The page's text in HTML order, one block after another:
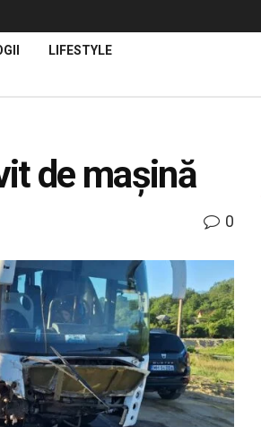
LIFESTYLE
de mașină
0